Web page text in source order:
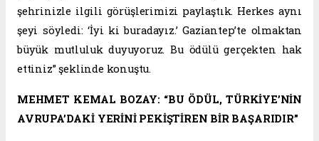
şehrinizle ilgili görüşlerimizi paylaştık. Herkes aynı
şeyi söyledi: ‘İyi ki buradayız.’ Gaziantep’te olmaktan
büyük mutluluk duyuyoruz. Bu ödülü gerçekten hak
ettiniz” şeklinde konuştu.
MEHMET KEMAL BOZAY: “BU ÖDÜL, TÜRKİYE’NİN
AVRUPA’DAKİ YERİNİ PEKİŞTİREN BİR BAŞARIDIR”